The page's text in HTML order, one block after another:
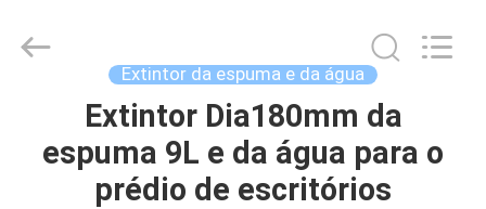
PRODUTOS
& Equipment
Extintor da espuma e da água
Extintor Dia180mm da
espuma 9L e da água para o
prédio de escritórios